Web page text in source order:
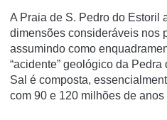
A Praia de S. Pedro do Estoril
dimensões consideráveis nos
assumindo como
“acidente” geológico da
Sal é composta,
com 90 e 120 milhões de anos